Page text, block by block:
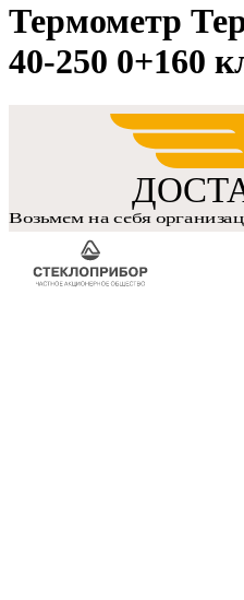
Термометр
40-250 0+160